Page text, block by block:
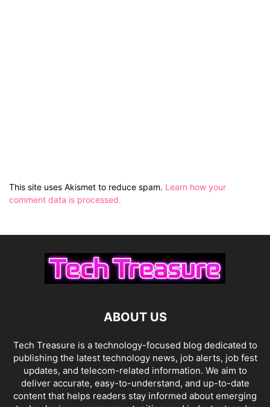
This site uses Akismet to reduce spam. Learn how your
comment data is processed.
ABOUT US
Tech Treasure is a technology-focused blog dedicated to
publishing the latest technology news, job alerts, job fest
updates, and telecom-related information. We aim to
deliver accurate, easy-to-understand, and up-to-date
content that helps readers stay informed about emerging